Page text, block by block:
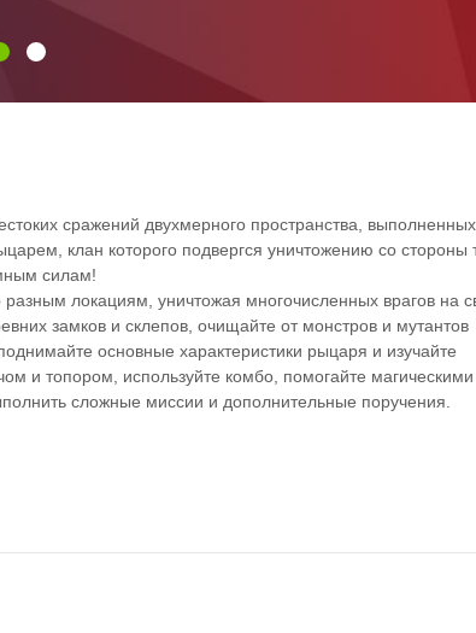
сражений двухмерного пространства,
клан которого подвергся уничтожению со стороны
силам!
локациям, уничтожая многочисленных врагов на
замков и склепов, очищайте от монстров и мутантов
основные характеристики рыцаря и изучайте
и топором, используйте комбо, помогайте
сложные миссии и дополнительные поручения.